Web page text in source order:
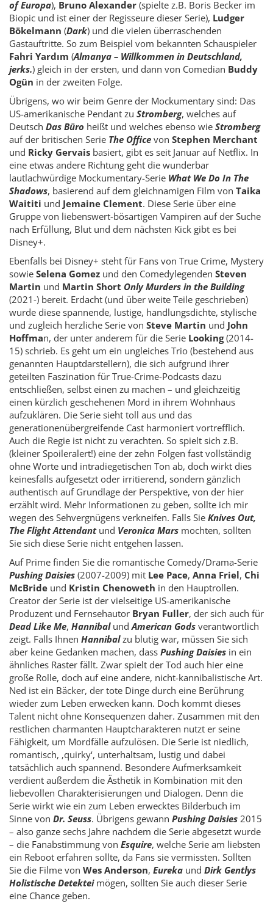
of Europa), Bruno Alexander (spielte z.B. Boris Becker im
Biopic und ist einer der Regisseure dieser Serie), Ludger
Bökelmann (Dark) und die vielen überraschenden
Gastauftritte. So zum Beispiel vom bekannten Schauspieler
Fahri Yardım (Almanya – Willkommen in Deutschland,
jerks.) gleich in der ersten, und dann von Comedian Buddy
Ogün in der zweiten Folge.
Übrigens, wo wir beim Genre der Mockumentary sind: Das
US-amerikanische Pendant zu Stromberg, welches auf
Deutsch Das Büro heißt und welches ebenso wie Stromberg
auf der britischen Serie The Office von Stephen Merchant
und Ricky Gervais basiert, gibt es seit Januar auf Netflix. In
eine etwas andere Richtung geht die wunderbar
lautlachwürdige Mockumentary-Serie What We Do In The
Shadows, basierend auf dem gleichnamigen Film von Taika
Waititi und Jemaine Clement. Diese Serie über eine
Gruppe von liebenswert-bösartigen Vampiren auf der Suche
nach Erfüllung, Blut und dem nächsten Kick gibt es bei
Disney+.
Ebenfalls bei Disney+ steht für Fans von True Crime, Mystery
sowie Selena Gomez und den Comedylegenden Steven
Martin und Martin Short Only Murders in the Building
(2021-) bereit. Erdacht (und über weite Teile geschrieben)
wurde diese spannende, lustige, handlungsdichte, stylische
und zugleich herzliche Serie von Steve Martin und John
Hoffman, der unter anderem für die Serie Looking(2014-
15) schrieb. Es geht um ein ungleiches Trio (bestehend aus
genannten Hauptdarstellern), die sich aufgrund ihrer
geteilten Faszination für True-Crime-Podcasts dazu
entschließen, selbst einen zu machen – und gleichzeitig
einen kürzlich geschehenen Mord in ihrem Wohnhaus
aufzuklären. Die Serie sieht toll aus und das
generationenübergreifende Cast harmoniert vortrefflich.
Auch die Regie ist nicht zu verachten. So spielt sich z.B.
(kleiner Spoileralert!) eine der zehn Folgen fast vollständig
ohne Worte und intradiegetischen Ton ab, doch wirkt dies
keinesfalls aufgesetzt oder irritierend, sondern gänzlich
authentisch auf Grundlage der Perspektive, von der hier
erzählt wird. Mehr Informationen zu geben, sollte ich mir
wegen des Sehvergnügens verkneifen. Falls Sie Knives Out,
The Flight Attendant und Veronica Mars mochten, sollten
Sie sich diese Serie nicht entgehen lassen.
Auf Prime finden Sie die romantische Comedy/Drama-Serie
Pushing Daisies (2007-2009) mit Lee Pace, Anna Friel, Chi
McBride und Kristin Chenoweth in den Hauptrollen.
Creator der Serie ist der vielseitige US-amerikanische
Produzent und Fernsehautor Bryan Fuller, der sich auch für
Dead Like Me, HannibalundAmerican Gods verantwortlich
zeigt. Falls Ihnen Hannibalzu blutig war, müssen Sie sich
aber keine Gedanken machen, dass Pushing Daisies in ein
ähnliches Raster fällt. Zwar spielt der Tod auch hier eine
große Rolle, doch auf eine andere, nicht-kannibalistische Art.
Ned ist ein Bäcker, der tote Dinge durch eine Berührung
wieder zum Leben erwecken kann. Doch kommt dieses
Talent nicht ohne Konsequenzen daher. Zusammen mit den
restlichen charmanten Hauptcharakteren nutzt er seine
Fähigkeit, um Mordfälle aufzulösen. Die Serie ist niedlich,
romantisch, ‚quirky‘, unterhaltsam, lustig und dabei
tatsächlich auch spannend. Besondere Aufmerksamkeit
verdient außerdem die Ästhetik in Kombination mit den
liebevollen Charakterisierungen und Dialogen. Denn die
Serie wirkt wie ein zum Leben erwecktes Bilderbuch im
Sinne von Dr. Seuss. Übrigens gewann Pushing Daisies 2015
– also ganze sechs Jahre nachdem die Serie abgesetzt wurde
– die Fanabstimmung von Esquire, welche Serie am liebsten
ein Reboot erfahren sollte, da Fans sie vermissten. Sollten
Sie die Filme von Wes Anderson, Eureka und Dirk Gentlys
Holistische Detekteimögen, sollten Sie auch dieser Serie
eine Chance geben.